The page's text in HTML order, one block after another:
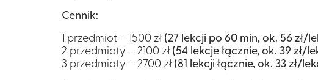
Cennik:
1 przedmiot – 1500 zł (27 lekcji po 60 min, ok. 56 zł/
2 przedmioty – 2100 zł (54 lekcje łącznie, ok. 39 zł/
3 przedmioty – 2700 zł (81 lekcji łącznie, ok. 33 zł/